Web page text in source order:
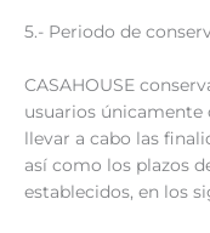
5.- Periodo de
CASAHOUSE
usuarios únicamente
llevar a cabo las
así como los plazos
establecidos, en los